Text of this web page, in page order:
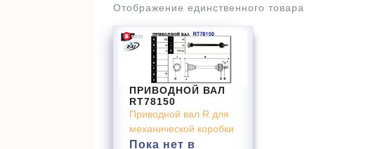
Отображение единственного товара
ПРИВОДНОЙ ВАЛ
RT78150
Приводной вал R для
механической коробки
Пока нет в